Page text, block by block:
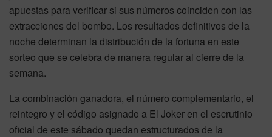
apuestas para verificar si sus números coinciden con las
extracciones del bombo. Los resultados definitivos de la
noche determinan la distribución de la fortuna en este
sorteo que se celebra de manera regular al cierre de la
semana.
La combinación ganadora, el número complementario, el
reintegro y el código asignado a El Joker en el escrutinio
oficial de este sábado quedan estructurados de la